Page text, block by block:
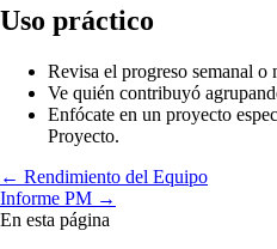
Uso práctico
Revisa el progreso semanal o
Ve quién contribuyó
Enfócate en un proyecto
Proyecto.
← Rendimiento del Equipo
Informe PM →
En esta página